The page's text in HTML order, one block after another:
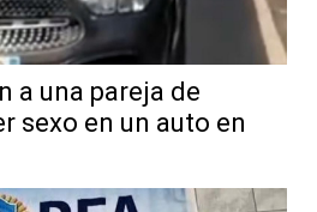
a una pareja de
sexo en un auto en